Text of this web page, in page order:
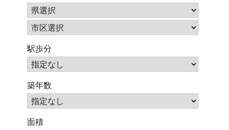
駅歩分
築年数
面積